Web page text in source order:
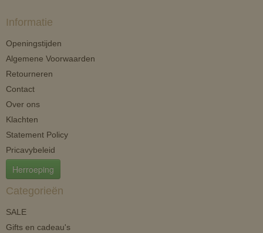
Informatie
Openingstijden
Algemene Voorwaarden
Retourneren
Contact
Over ons
Klachten
Statement Policy
Pricavybeleid
Herroeping
Categorieën
SALE
Gifts en cadeau's